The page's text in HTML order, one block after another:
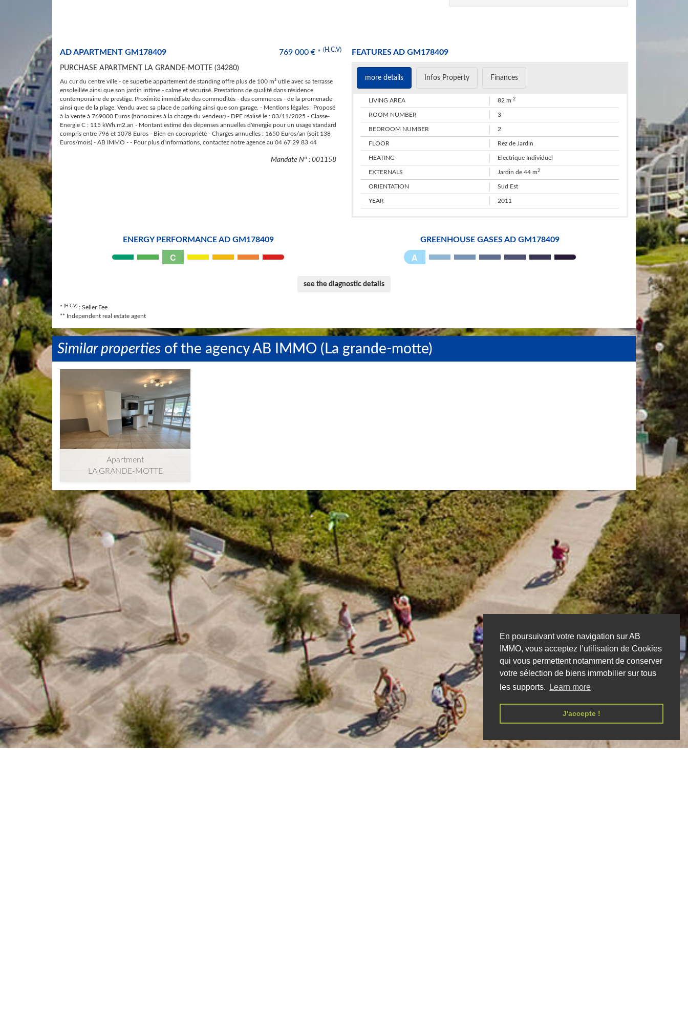
En poursuivant votre navigation sur AB
IMMO, vous acceptez l’utilisation de Cookies
qui vous permettent notamment de conserver
votre sélection de biens immobilier sur tous
les supports.
Learn more
J'accepte !
AD APARTMENT GM178409 769 000 € * (H.C.V)
​PURCHASE APARTMENT LA GRANDE-MOTTE (34280)
Au cur du centre ville - ce superbe appartement de standing offre plus de 100 m² utile avec sa terrasse
ensoleillée ainsi que son jardin intime - calme et sécurisé. Prestations de qualité dans résidence
contemporaine de prestige. Proximité immédiate des commodités - des commerces - de la promenade
ainsi que de la plage. Vendu avec sa place de parking ainsi que son garage. - Mentions légales : Proposé
à la vente à 769000 Euros (honoraires à la charge du vendeur) - DPE réalisé le : 03/11/2025 - Classe-
Energie C : 115 kWh.m2.an - Montant estimé des dépenses annuelles d'énergie pour un usage standard
compris entre 796 et 1078 Euros - Bien en copropriété - Charges annuelles : 1650 Euros/an (soit 138
Euros/mois) - AB IMMO - - Pour plus d'informations, contactez notre agence au 04 67 29 83 44
Mandate N° : 001158
​FEATURES AD GM178409
more details Infos Property Finances
​LIVING AREA 82 m 2
ROOM NUMBER 3
BEDROOM NUMBER 2
​FLOOR Rez de Jardin
​HEATING Electrique Individuel
EXTERNALS Jardin de 44 m2
​ORIENTATION Sud Est
​YEAR 2011
ENERGY PERFORMANCE AD GM178409
C
GREENHOUSE GASES AD GM178409
A
see the diagnostic details
* (H.C.V) : Seller Fee
** Independent real estate agent
​Similar properties ​of the agency AB IMMO (La grande-motte)
Apartment
LA GRANDE-MOTTE
86m2 | 3 ​room(s) | Ext. 10m 2
Apartment